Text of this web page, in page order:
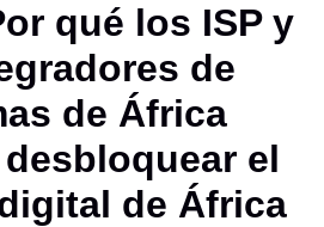
qué los ISP y
de
de África
el
de África